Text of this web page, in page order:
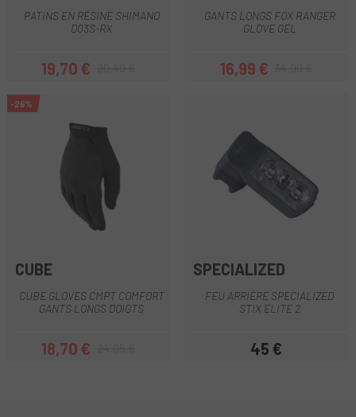
PATINS EN RÉSINE SHIMANO
D03S-RX
Prix
19,70 €Prix habituel
GANTS LONGS FOX RANGER
GLOVE GEL
Prix
16,99 €Prix habituel
-25%
CUBE
CUBE GLOVES CMPT COMFORT
GANTS LONGS DOIGTS
Prix
18,70 €Prix habituel
SPECIALIZED
FEU ARRIÈRE SPECIALIZED
STIX ELITE 2
Prix
45 €